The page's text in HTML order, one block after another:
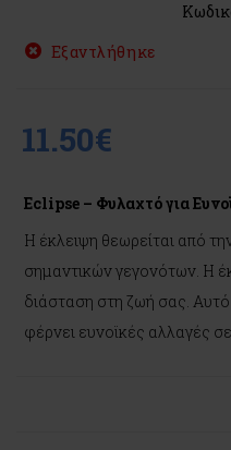
Εξαντλήθηκε
11.50€
Eclipse – Φυλαχτό για
Η έκλειψη θεωρείται από
σημαντικών γεγονότων. Η
διάσταση στη ζωή σας. Αυτό
φέρνει ευνοϊκές αλλαγές